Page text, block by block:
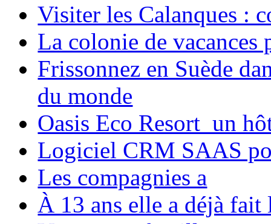
Visiter les Calanques :
La colonie de vacances
Frissonnez en Suède
du monde
Oasis Eco Resort un
Logiciel CRM SAAS
Les compagnies a
À 13 ans elle a déjà